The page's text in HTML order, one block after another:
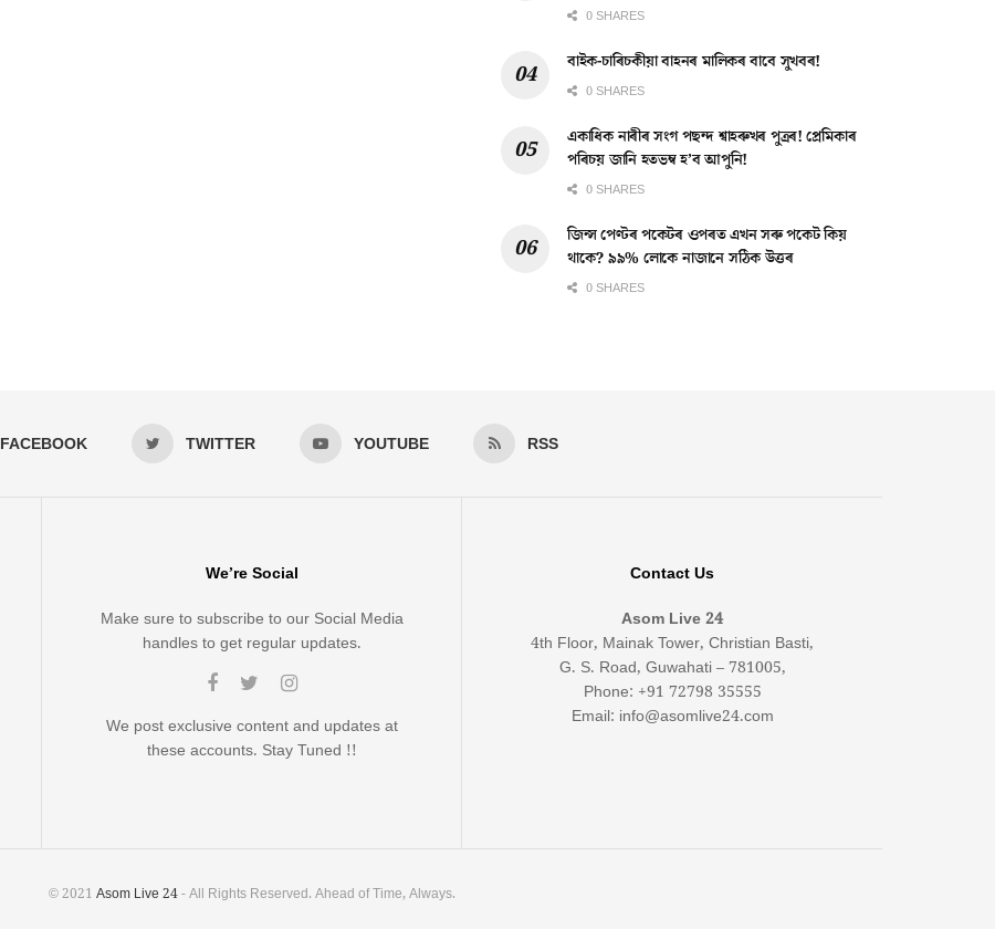
0 SHARES
বাইক-চাৰিচকীয়া বাহনৰ মালিকৰ বাবে সুখবৰ!
0 SHARES
একাধিক নাৰীৰ সংগ পছন্দ শ্বাহৰুখৰ পুত্ৰৰ! প্ৰেমিকাৰ
পৰিচয় জানি হতভম্ব হ’ব আপুনি!
0 SHARES
জিন্স পেণ্টৰ পকেটৰ ওপৰত এখন সৰু পকেট কিয়
থাকে? ৯৯% লোকে নাজানে সঠিক উত্তৰ
0 SHARES
FACEBOOK TWITTER YOUTUBE RSS
We’re Social
Make sure to subscribe to our Social Media
handles to get regular updates.
We post exclusive content and updates at
these accounts. Stay Tuned !!
Contact Us
Asom Live 24
4th Floor, Mainak Tower, Christian Basti,
G. S. Road, Guwahati – 781005,
Phone: +91 72798 35555
Email: info@asomlive24.com
© 2021 Asom Live 24- All Rights Reserved. Ahead of Time, Always.